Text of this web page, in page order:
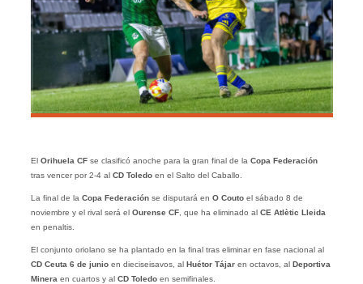
El Orihuela CF se clasificó anoche para la gran final de la Copa Federación
tras vencer por 2-4 al CD Toledoen el Salto del Caballo.
La final de la Copa Federaciónse disputará en O Coutoel sábado 8 de
noviembre y el rival será el Ourense CF, que ha eliminado al CE Atlètic Lleida
en penaltis.
El conjunto oriolano se ha plantado en la final tras eliminar en fase nacional al
CD Ceuta 6 de junioen dieciseisavos, al Huétor Tájaren octavos, al Deportiva
Minera en cuartos y al CD Toledoen semifinales.